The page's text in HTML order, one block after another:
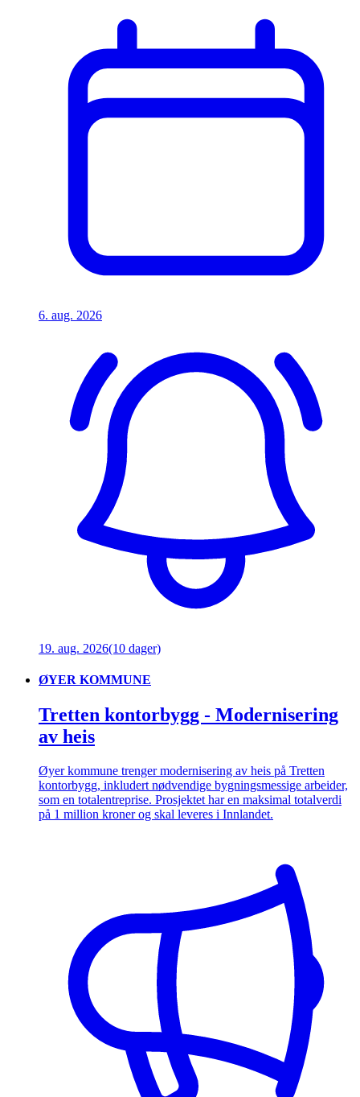
6. aug. 2026
19. aug. 2026(10 dager)
ØYER KOMMUNE
Tretten kontorbygg - Modernisering
av heis
Øyer kommune trenger modernisering av heis på Tretten
kontorbygg, inkludert nødvendige bygningsmessige arbeider,
som en totalentreprise. Prosjektet har en maksimal totalverdi
på 1 million kroner og skal leveres i Innlandet.